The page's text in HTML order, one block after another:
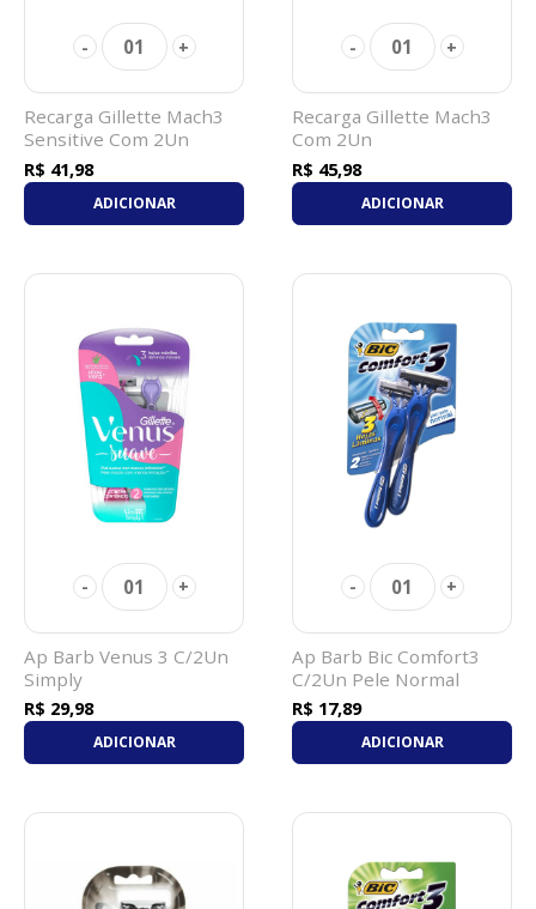
- 01 +
Recarga Gillette Mach3
Sensitive Com 2Un
R$ 41,98
ADICIONAR
- 01 +
Recarga Gillette Mach3
Com 2Un
R$ 45,98
ADICIONAR
- 01 +
Ap Barb Venus 3 C/2Un
Simply
R$ 29,98
ADICIONAR
- 01 +
Ap Barb Bic Comfort3
C/2Un Pele Normal
R$ 17,89
ADICIONAR